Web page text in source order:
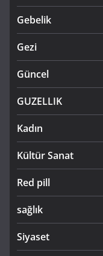
Gebelik
Gezi
Güncel
GUZELLIK
Kadın
Kültür Sanat
Red pill
sağlık
Siyaset